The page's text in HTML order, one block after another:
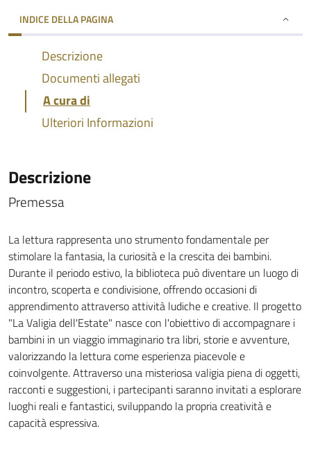
INDICE DELLA PAGINA
Descrizione
Documenti allegati
A cura di
Ulteriori Informazioni
Descrizione
Premessa
La lettura rappresenta uno strumento fondamentale per
stimolare la fantasia, la curiosità e la crescita dei bambini.
Durante il periodo estivo, la biblioteca può diventare un luogo di
incontro, scoperta e condivisione, offrendo occasioni di
apprendimento attraverso attività ludiche e creative. Il progetto
"La Valigia dell'Estate" nasce con l'obiettivo di accompagnare i
bambini in un viaggio immaginario tra libri, storie e avventure,
valorizzando la lettura come esperienza piacevole e
coinvolgente. Attraverso una misteriosa valigia piena di oggetti,
racconti e suggestioni, i partecipanti saranno invitati a esplorare
luoghi reali e fantastici, sviluppando la propria creatività e
capacità espressiva.